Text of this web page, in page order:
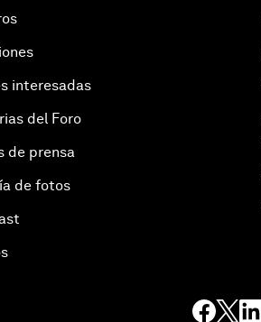
interesadas
del Foro
de prensa
de fotos